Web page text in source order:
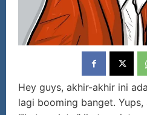
Hey guys, akhir-akhir ini
lagi booming banget.